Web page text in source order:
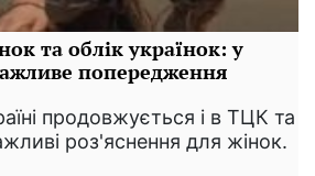
та облік українок: у
попередження
продовжується і в ТЦК та
роз'яснення для жінок.